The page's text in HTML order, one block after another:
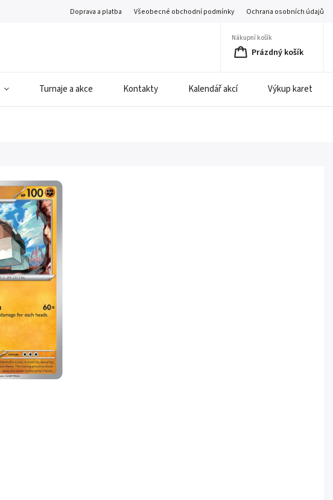
Doprava a platba Všeobecné obchodní podmínky Ochrana osobních údajů
Nákupní košík
Prázdný košík
Turnaje a akce Kontakty Kalendář akcí Výkup karet